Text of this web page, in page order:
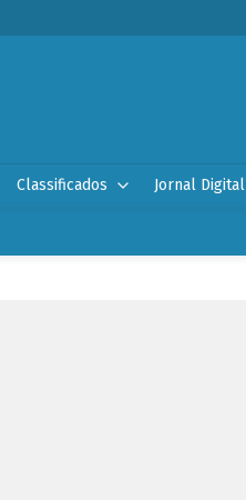
Classificados Jornal Digital